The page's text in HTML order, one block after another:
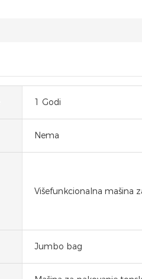
1 Godi
Nema
Višefunkcionalna mašina
Jumbo bag